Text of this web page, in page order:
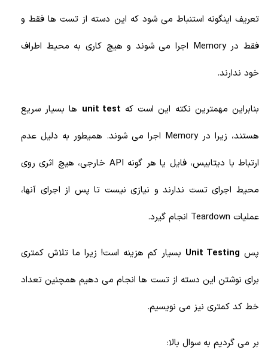
تعریف اینگونه استنباط می شود که این دسته از تست ها فقط و
فقط در Memory
اجرا می شوند و هیچ کاری به محیط اطراف
خود ندارند.
بنابراین مهمترین نکته این است که unit test ها بسیار سریع
هستند، زیرا در Memory اجرا می شوند. همیطور به دلیل عدم
ارتباط با دیتابیس، فایل یا هر گونه API خارجی، هیچ اثری روی
محیط اجرای تست ندارند و نیازی نیست تا پس از اجرای آنها،
عملیات Teardown انجام گیرد.
پس Unit Testing بسیار کم هزینه است! زیرا ما تلاش کمتری
برای نوشتن این دسته از تست ها انجام می دهیم همچنین تعداد
خط کد کمتری نیز می نویسیم.
بر می گردیم به سوال بالا: